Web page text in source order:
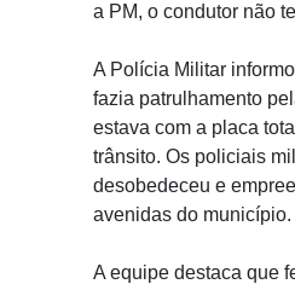
a PM, o condutor não
A Polícia Militar
fazia patrulhamento
estava com a placa
trânsito. Os policiais
desobedeceu e
avenidas do município.
A equipe destaca que